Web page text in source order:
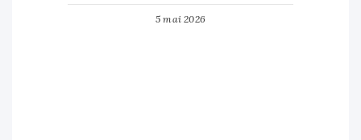
5 mai 2026